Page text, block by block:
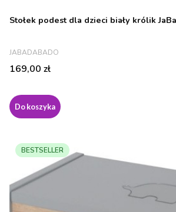
Stołek podest dla dzieci biały królik
PRODUCENT
JABADABADO
Cena
169,00 zł
Do koszyka
BESTSELLER